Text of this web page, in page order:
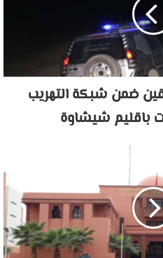
ضمن شبكة التهريب
باقليم شيشاوة